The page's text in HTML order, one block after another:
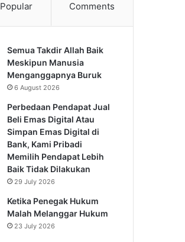
Popular Comments
Semua Takdir Allah Baik
Meskipun Manusia
Menganggapnya Buruk
6 August 2026
Perbedaan Pendapat Jual
Beli Emas Digital Atau
Simpan Emas Digital di
Bank, Kami Pribadi
Memilih Pendapat Lebih
Baik Tidak Dilakukan
29 July 2026
Ketika Penegak Hukum
Malah Melanggar Hukum
23 July 2026